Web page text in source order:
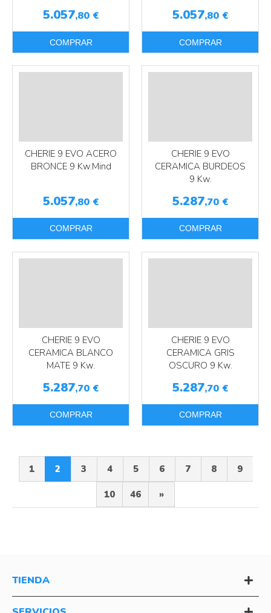
5.057,80 €
COMPRAR
5.057,80 €
COMPRAR
CHERIE 9 EVO ACERO
BRONCE 9 Kw.Mind
5.057,80 €
COMPRAR
CHERIE 9 EVO
CERAMICA BURDEOS
9 Kw.
5.287,70 €
COMPRAR
CHERIE 9 EVO
CERAMICA BLANCO
MATE 9 Kw.
5.287,70 €
COMPRAR
CHERIE 9 EVO
CERAMICA GRIS
OSCURO 9 Kw.
5.287,70 €
COMPRAR
1 2 3 4 5 6 7 8 9
10 46 »
TIENDA